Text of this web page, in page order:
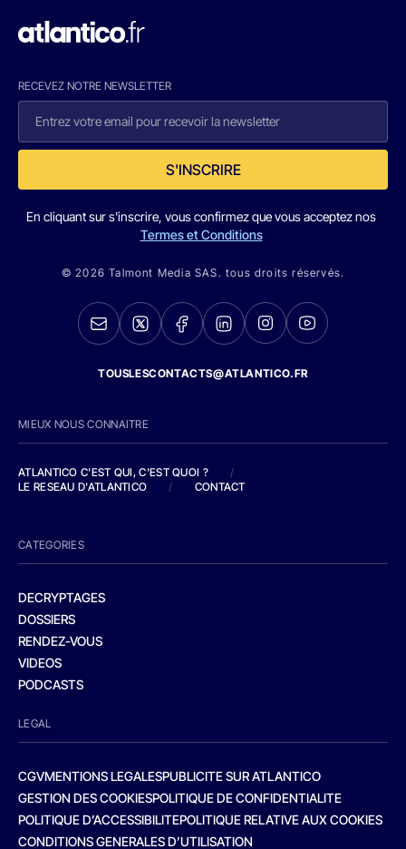
RECEVEZ NOTRE NEWSLETTER
S'INSCRIRE
En cliquant sur s'inscrire, vous confirmez que vous acceptez nos
Termes et Conditions
© 2026 Talmont Media SAS. tous droits réservés.
TOUSLESCONTACTS@ATLANTICO.FR
MIEUX NOUS CONNAITRE
ATLANTICO C'EST QUI, C'EST QUOI ?
/
LE RESEAU D'ATLANTICO
/ CONTACT
CATEGORIES
DECRYPTAGES
DOSSIERS
RENDEZ-VOUS
VIDEOS
PODCASTS
LEGAL
CGVMENTIONS LEGALESPUBLICITE SUR ATLANTICO
GESTION DES COOKIESPOLITIQUE DE CONFIDENTIALITE
POLITIQUE D’ACCESSIBILITEPOLITIQUE RELATIVE AUX COOKIES
CONDITIONS GENERALES D’UTILISATION